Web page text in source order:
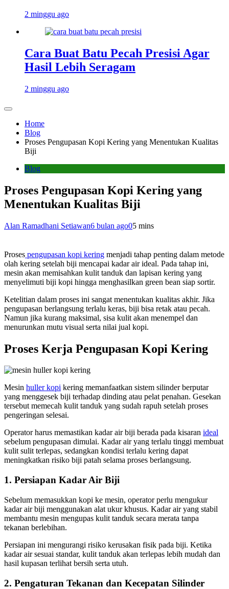
2 minggu ago
Cara Buat Batu Pecah Presisi Agar
Hasil Lebih Seragam
2 minggu ago
Home
Blog
Proses Pengupasan Kopi Kering yang Menentukan Kualitas
Biji
Blog
Proses Pengupasan Kopi Kering yang
Menentukan Kualitas Biji
Alan Ramadhani Setiawan6 bulan ago05 mins
Proses pengupasan kopi kering menjadi tahap penting dalam metode
olah kering setelah biji mencapai kadar air ideal. Pada tahap ini,
mesin akan memisahkan kulit tanduk dan lapisan kering yang
menyelimuti biji kopi hingga menghasilkan green bean siap sortir.
Ketelitian dalam proses ini sangat menentukan kualitas akhir. Jika
pengupasan berlangsung terlalu keras, biji bisa retak atau pecah.
Namun jika kurang maksimal, sisa kulit akan menempel dan
menurunkan mutu visual serta nilai jual kopi.
Proses Kerja Pengupasan Kopi Kering
Mesin huller kopi kering memanfaatkan sistem silinder berputar
yang menggesek biji terhadap dinding atau pelat penahan. Gesekan
tersebut memecah kulit tanduk yang sudah rapuh setelah proses
pengeringan selesai.
Operator harus memastikan kadar air biji berada pada kisaran ideal
sebelum pengupasan dimulai. Kadar air yang terlalu tinggi membuat
kulit sulit terlepas, sedangkan kondisi terlalu kering dapat
meningkatkan risiko biji patah selama proses berlangsung.
1. Persiapan Kadar Air Biji
Sebelum memasukkan kopi ke mesin, operator perlu mengukur
kadar air biji menggunakan alat ukur khusus. Kadar air yang stabil
membantu mesin mengupas kulit tanduk secara merata tanpa
tekanan berlebihan.
Persiapan ini mengurangi risiko kerusakan fisik pada biji. Ketika
kadar air sesuai standar, kulit tanduk akan terlepas lebih mudah dan
hasil kupasan terlihat bersih serta utuh.
2. Pengaturan Tekanan dan Kecepatan Silinder